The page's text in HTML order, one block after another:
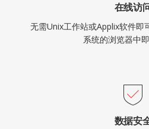
在线访
无需Unix工作站或Applix软件即
系统的浏览器中即
数据安